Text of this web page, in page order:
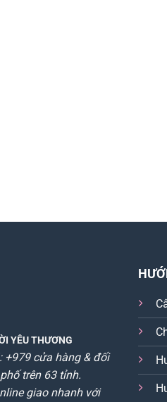
YÊU THƯƠNG
+979 cửa hàng & đối
trên 63 tỉnh.
giao nhanh với